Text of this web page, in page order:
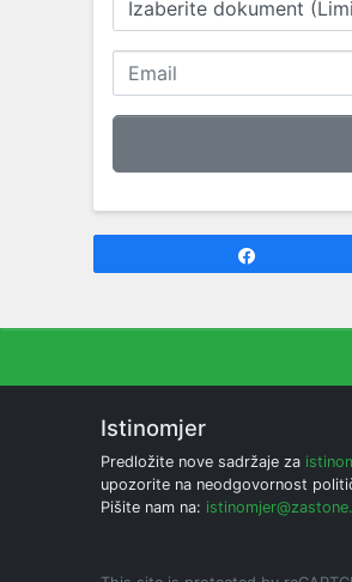
Izaberite dokument
Istinomjer
Predložite nove sadržaje za
upozorite na neodgovornost
Pišite nam na: